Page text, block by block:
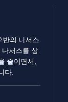
반의 나서스
나서스를 상
줄이면서,
다.